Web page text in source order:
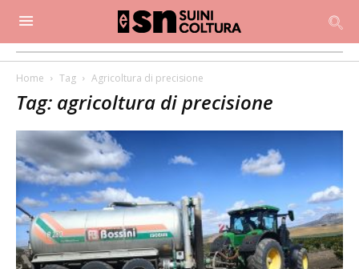
Home Tag Agricoltura di precisione
Tag: agricoltura di precisione